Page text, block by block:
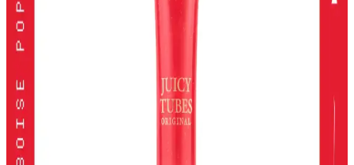
Kiko Milano Unlımıted Double Touch Likit Ruj:
Uzun Süre Kalıcı ve Şık Dudaklar
Kiko Milano'nun Unlımıted Double Touch serisi, yüksek
pigmentasyon ve uzun süre kalıcılık sunan iki aşamalı likit ruj
koleksiyonudur. Doğal ve şık görünüm için ideal seçenekler içerir.
2024 Yılında En İyi Far Paletleri: Renk ve Kalitenin
Buluşması